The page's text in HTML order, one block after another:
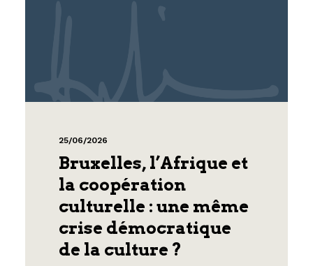
25/06/2026
Bruxelles, l’Afrique et
la coopération
culturelle : une même
crise démocratique
de la culture ?